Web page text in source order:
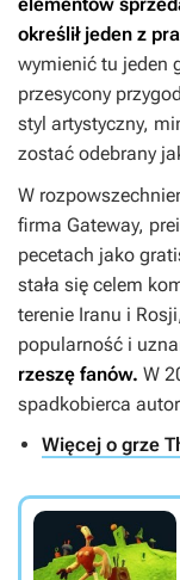
określił jeden z
wymienić tu jeden
przesycony
styl artystyczny,
zostać odebrany
W
firma Gateway,
pecetach jako
stała się celem
terenie Iranu i
popularność i
rzeszę fanów. W
spadkobierca
Więcej o grze